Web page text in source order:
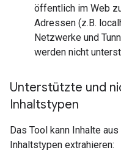
öffentlich im Web
Adressen (z.B.
Netzwerke und
werden nicht
Unterstützte und
Inhaltstypen
Das Tool kann Inhalte
Inhaltstypen extrahieren: